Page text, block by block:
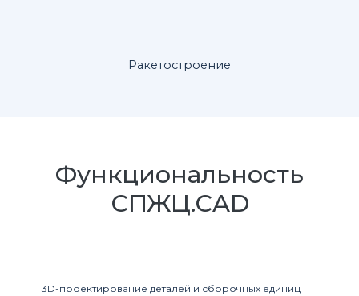
Ракетостроение
Функциональность
СПЖЦ.CAD
3D-проектирование деталей и сборочных единиц